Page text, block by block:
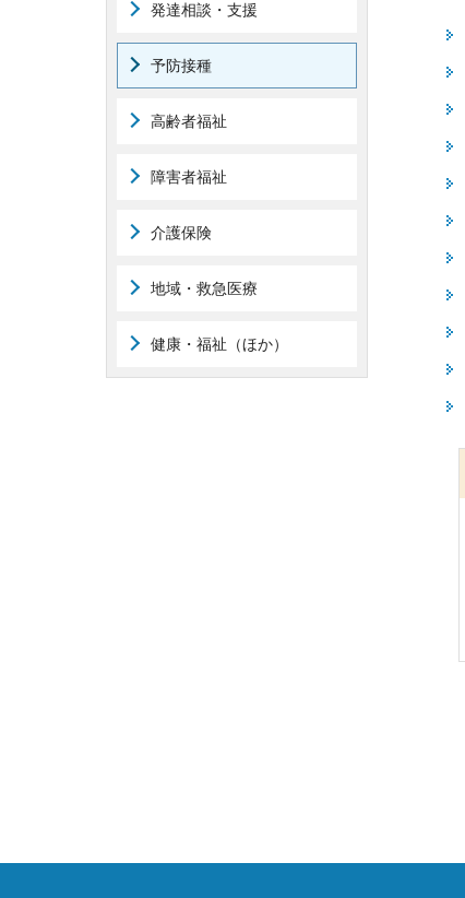
発達相談・支援
予防接種
高齢者福祉
障害者福祉
介護保険
地域・救急医療
健康・福祉（ほか）